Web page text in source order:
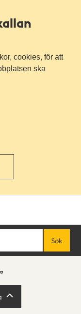
cookies, för att
ska
Sök